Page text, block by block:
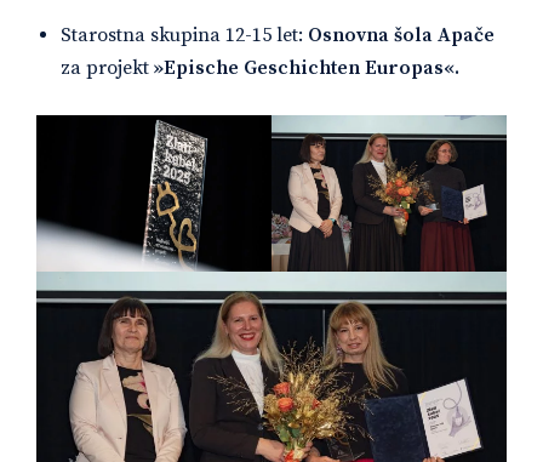
Starostna skupina 12-15 let: Osnovna šola Apače
za projekt »Epische Geschichten Europas«.